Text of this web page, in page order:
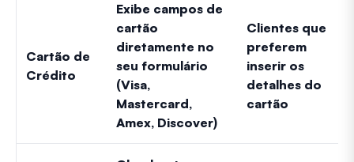
Cartão de
Crédito
Exibe campos de
cartão
diretamente no
seu formulário
(Visa,
Mastercard,
Amex, Discover)
Clientes que
preferem
inserir os
detalhes do
cartão